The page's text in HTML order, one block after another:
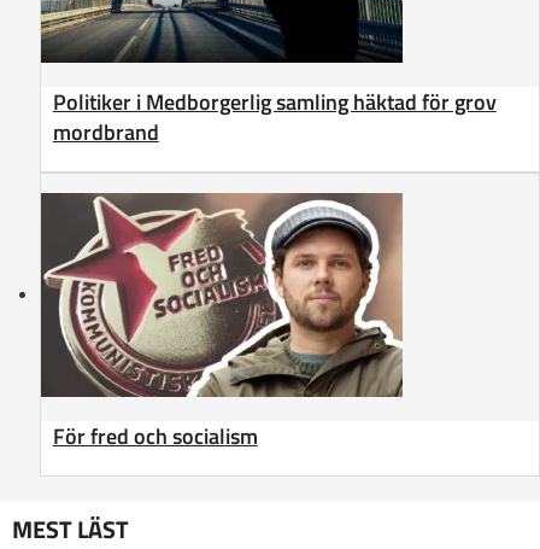
Politiker i Medborgerlig samling häktad för grov
mordbrand
För fred och socialism
MEST LÄST